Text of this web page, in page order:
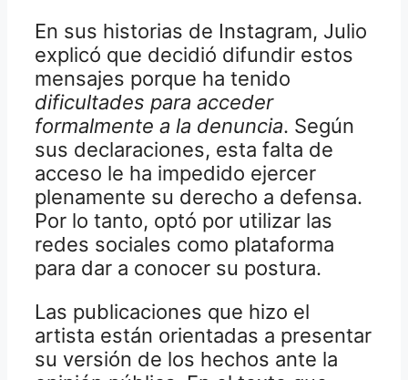
En sus historias de Instagram, Julio
explicó que decidió difundir estos
mensajes porque ha tenido
dificultades para acceder
formalmente a la denuncia. Según
sus declaraciones, esta falta de
acceso le ha impedido ejercer
plenamente su derecho a defensa.
Por lo tanto, optó por utilizar las
redes sociales como plataforma
para dar a conocer su postura.
Las publicaciones que hizo el
artista están orientadas a presentar
su versión de los hechos ante la